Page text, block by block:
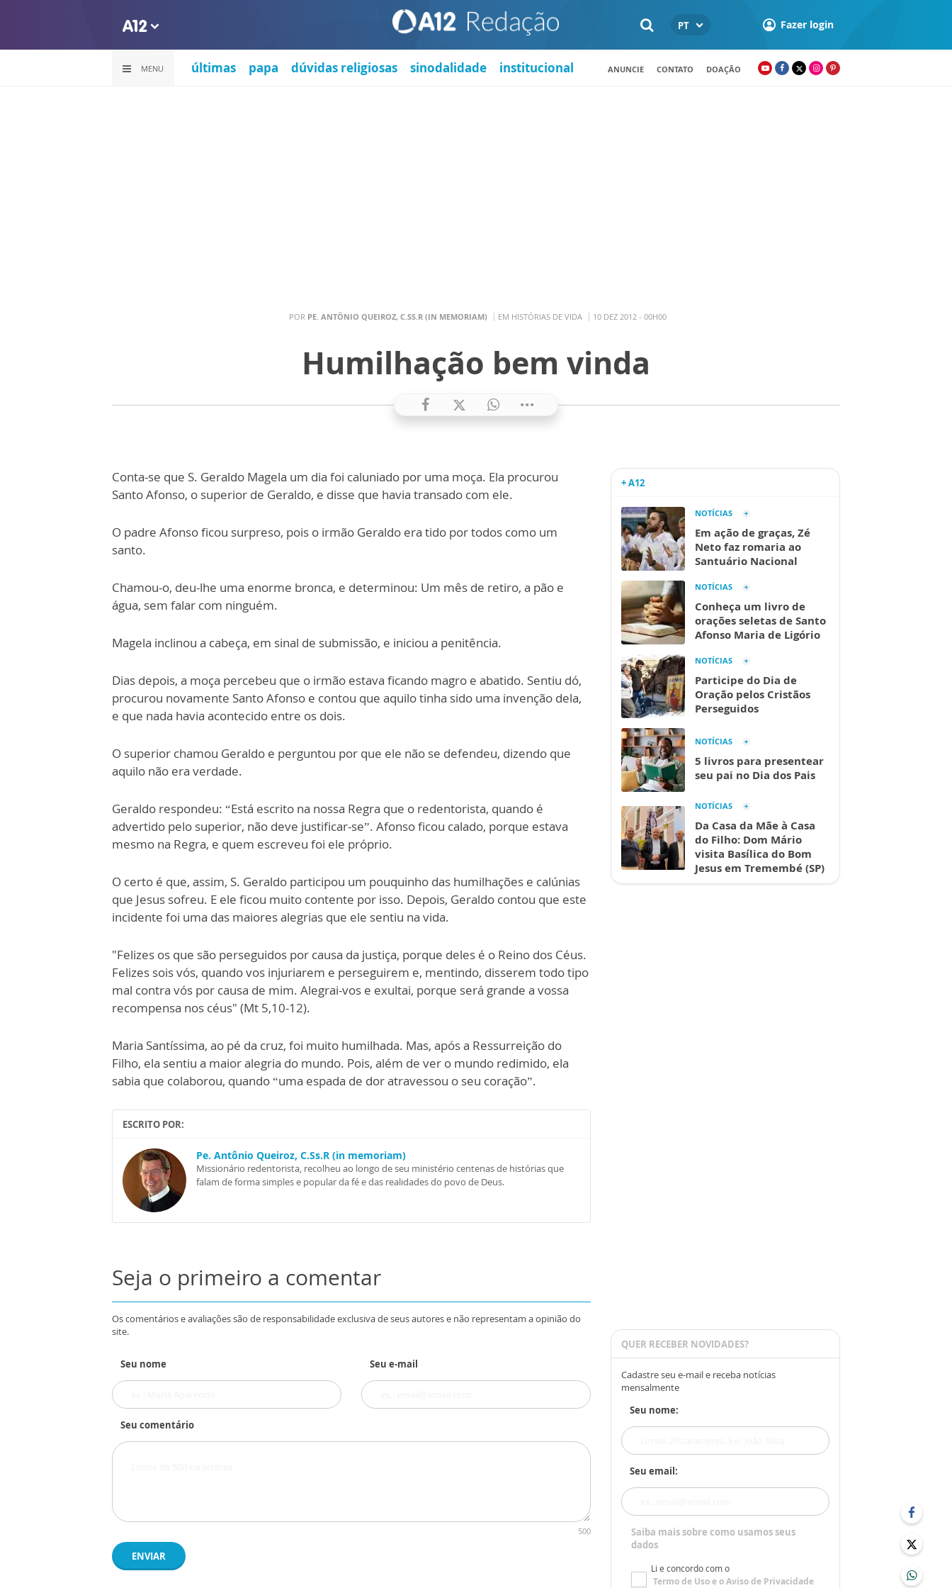
PT Fazer login
MENU últimas papa dúvidas religiosas sinodalidade institucional ANUNCIE CONTATO DOAÇÃO
POR PE. ANTÔNIO QUEIROZ, C.SS.R (IN MEMORIAM) EM HISTÓRIAS DE VIDA 10 DEZ 2012 - 00H00
Humilhação bem vinda
Conta-se que S. Geraldo Magela um dia foi caluniado por uma moça. Ela procurou
Santo Afonso, o superior de Geraldo, e disse que havia transado com ele.
O padre Afonso ficou surpreso, pois o irmão Geraldo era tido por todos como um
santo.
Chamou-o, deu-lhe uma enorme bronca, e determinou: Um mês de retiro, a pão e
água, sem falar com ninguém.
Magela inclinou a cabeça, em sinal de submissão, e iniciou a penitência.
Dias depois, a moça percebeu que o irmão estava ficando magro e abatido. Sentiu dó,
procurou novamente Santo Afonso e contou que aquilo tinha sido uma invenção dela,
e que nada havia acontecido entre os dois.
O superior chamou Geraldo e perguntou por que ele não se defendeu, dizendo que
aquilo não era verdade.
Geraldo respondeu: “Está escrito na nossa Regra que o redentorista, quando é
advertido pelo superior, não deve justificar-se”. Afonso ficou calado, porque estava
mesmo na Regra, e quem escreveu foi ele próprio.
O certo é que, assim, S. Geraldo participou um pouquinho das humilhações e calúnias
que Jesus sofreu. E ele ficou muito contente por isso. Depois, Geraldo contou que este
incidente foi uma das maiores alegrias que ele sentiu na vida.
"Felizes os que são perseguidos por causa da justiça, porque deles é o Reino dos Céus.
Felizes sois vós, quando vos injuriarem e perseguirem e, mentindo, disserem todo tipo
mal contra vós por causa de mim. Alegrai-vos e exultai, porque será grande a vossa
recompensa nos céus" (Mt 5,10-12).
Maria Santíssima, ao pé da cruz, foi muito humilhada. Mas, após a Ressurreição do
Filho, ela sentiu a maior alegria do mundo. Pois, além de ver o mundo redimido, ela
sabia que colaborou, quando “uma espada de dor atravessou o seu coração”.
ESCRITO POR:
Pe. Antônio Queiroz, C.Ss.R (in memoriam)
Missionário redentorista, recolheu ao longo de seu ministério centenas de histórias que
falam de forma simples e popular da fé e das realidades do povo de Deus.
Seja o primeiro a comentar
Os comentários e avaliações são de responsabilidade exclusiva de seus autores e não representam a opinião do
site.
Seu nome Seu e-mail
Seu comentário
500
ENVIAR
+ A12
NOTÍCIAS
Em ação de graças, Zé
Neto faz romaria ao
Santuário Nacional
NOTÍCIAS
Conheça um livro de
orações seletas de Santo
Afonso Maria de Ligório
NOTÍCIAS
Participe do Dia de
Oração pelos Cristãos
Perseguidos
NOTÍCIAS
5 livros para presentear
seu pai no Dia dos Pais
NOTÍCIAS
Da Casa da Mãe à Casa
do Filho: Dom Mário
visita Basílica do Bom
Jesus em Tremembé (SP)
QUER RECEBER NOVIDADES?
Cadastre seu e-mail e receba notícias
mensalmente
Seu nome:
Seu email:
Saiba mais sobre como usamos seus
dados
Li e concordo com o
Termo de Usoe oAviso de Privacidade